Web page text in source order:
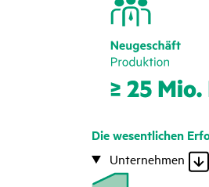
Die wesent­li­chen
Unternehmen